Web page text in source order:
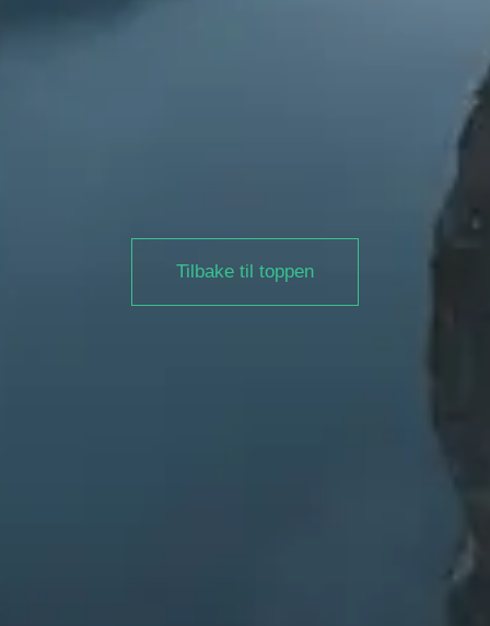
Tilbake til toppen